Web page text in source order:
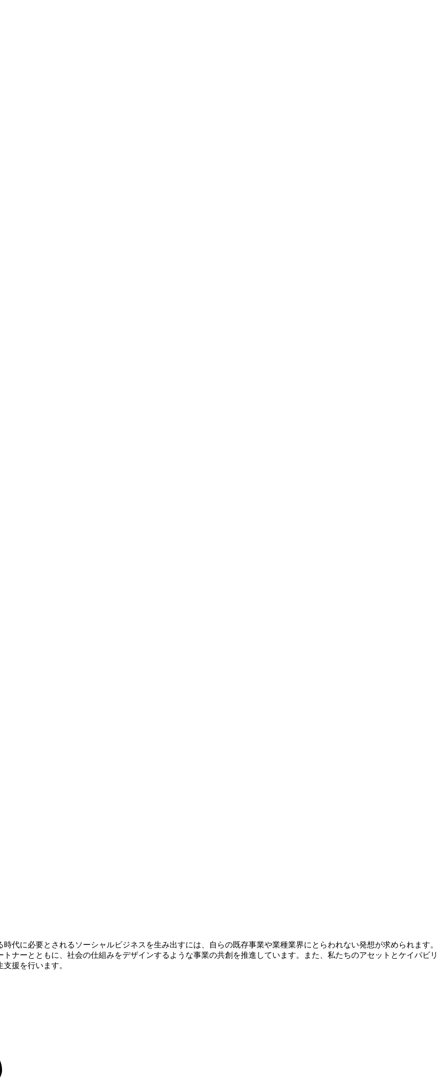
代に必要とされるソーシャルビジネスを生み出すには、自らの既存事業や業種業界にとらわれない発想が求められます。
ナーとともに、社会の仕組みをデザインするような事業の共創を推進しています。また、私たちのアセットとケイパビリ
援を行います。